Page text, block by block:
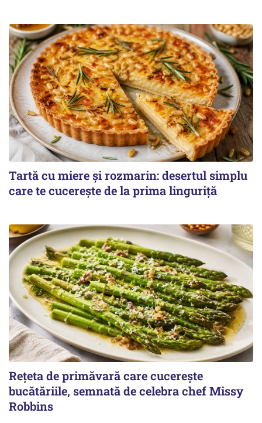
Tartă cu miere și rozmarin: desertul simplu
care te cucerește de la prima linguriță
Rețeta de primăvară care cucerește
bucătăriile, semnată de celebra chef Missy
Robbins